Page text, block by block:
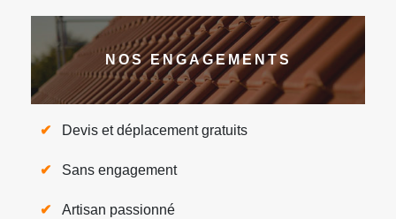
NOS ENGAGEMENTS
Devis et déplacement gratuits
Sans engagement
Artisan passionné